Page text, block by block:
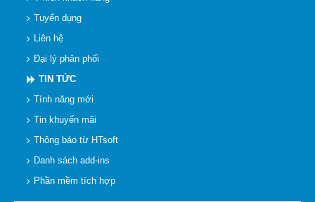
Tuyển dụng
Liên hệ
Đại lý phân phối
TIN TỨC
Tính năng mới
Tin khuyến mãi
Thông báo từ HTsoft
Danh sách add-ins
Phần mềm tích hợp